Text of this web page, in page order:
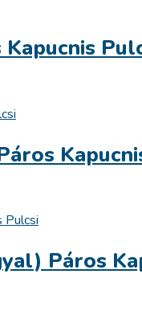
Páros